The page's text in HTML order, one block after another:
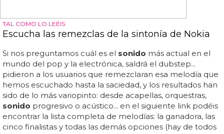
TAL COMO LO LEÉIS
Escucha las remezclas de la sintonía de Nokia
Si nos preguntamos cuál es el sonido más actual en el
mundo del pop y la electrónica, saldrá el dubstep...
pidieron a los usuarios que remezclaran esa melodía que
hemos escuchado hasta la saciedad, y los resultados han
sido de lo más variopinto: desde acapellas, orquestras,
sonido progresivo o acústico... en el siguiente link podéis
encontrar la lista completa de melodías: la ganadora, las
cinco finalistas y todas las demás opciones (hay de todos